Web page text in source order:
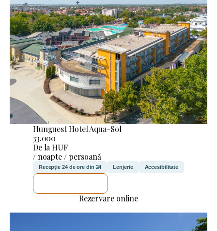
Hunguest Hotel Aqua-Sol
33.000
De la HUF
/ noapte / persoană
Recepție 24 de ore din 24 Lenjerie Accesibilitate
Rezervare online